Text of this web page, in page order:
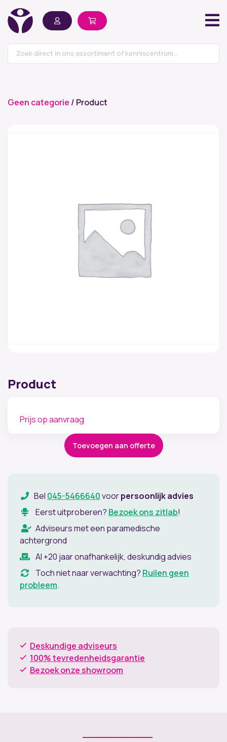
Geen categorie / Product
Product
Prijs op aanvraag
Toevoegen aan offerte
Bel 045-5466640voorpersoonlijk advies
Eerst uitproberen? Bezoek ons zitlab!
Adviseurs met een paramedische
achtergrond
Al +20 jaar onafhankelijk, deskundig advies
Toch niet naar verwachting? Ruilen geen
probleem.
Deskundige adviseurs
100% tevredenheidsgarantie
Bezoek onze showroom